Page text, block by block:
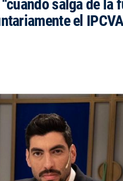
salga de la
el